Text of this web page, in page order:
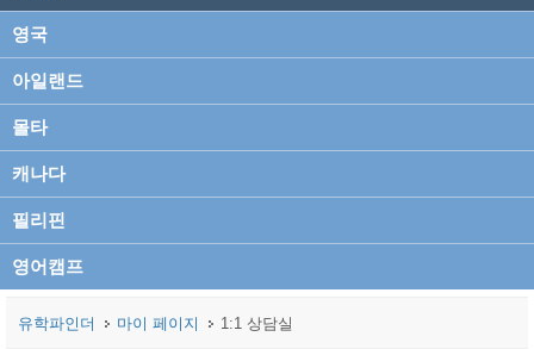
영국
아일랜드
몰타
캐나다
필리핀
영어캠프
유학파인더 마이 페이지 1:1 상담실